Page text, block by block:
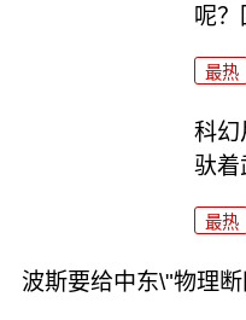
呢？
最热
科幻
驮着
最热
波斯要给中东\"物理